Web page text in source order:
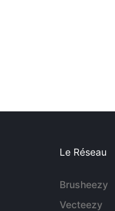
Le Réseau
Brusheezy
Vecteezy